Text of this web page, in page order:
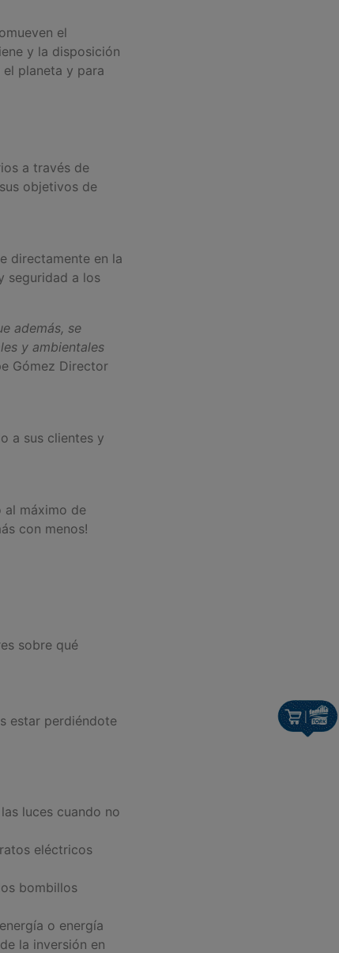
el
y la disposición
planeta y para
a través de
objetivos de
directamente en la
seguridad a los
además, se
y ambientales
Gómez Director
a sus clientes y
al máximo de
con menos!
sobre qué
estar perdiéndote
luces cuando no
eléctricos
bombillos
o energía
la inversión en